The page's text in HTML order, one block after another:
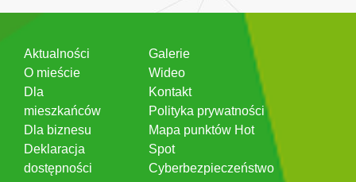
Aktualności
O mieście
Dla
mieszkańców
Dla biznesu
Deklaracja
dostępności
Galerie
Wideo
Kontakt
Polityka prywatności
Mapa punktów Hot
Spot
Cyberbezpieczeństwo